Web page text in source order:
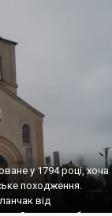
старообрядці, які
церква […]
у 1794 році, хоча
походження.
від